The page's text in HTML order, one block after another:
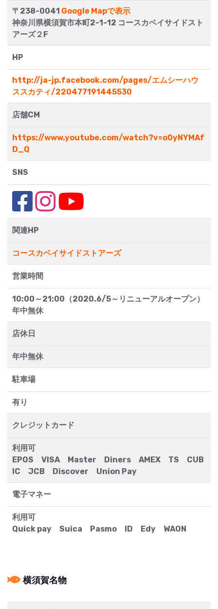
〒238-0041 Google Mapで表示
神奈川県横須賀市本町2-1-12 コースカベイサイドスト
アーズ２F
HP
http://ja-jp.facebook.com/pages/エムシーハウ
ススカティ/220477191445530
店舗CM
https://www.youtube.com/watch?v=o0yNYMAf
D_Q
SNS
関連HP
コースカベイサイドストアーズ
営業時間
10:00～21:00（2020.6/5～リニューアルオープン）
年中無休
店休日
年中無休
駐車場
有り
クレジットカード
利用可
EPOS VISA Master Diners AMEX TS CUB
IC JCB Discover Union Pay
電子マネー
利用可
Quick pay Suica Pasmo ID Edy WAON
横須賀名物